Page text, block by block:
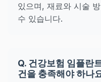
있으며, 재료와 시술
수 있습니다.
Q. 건강보험 임플란
건을 충족해야 하나